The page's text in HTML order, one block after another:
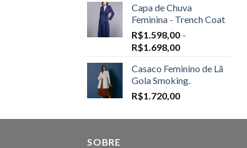
Capa de Chuva
Feminina - Trench Coat
R$1.598,00 –
R$1.698,00Price
R$1.598,00
through
R$1.698,00
Casaco Feminino de Lã
Gola Smoking.
R$1.720,00
SOBRE